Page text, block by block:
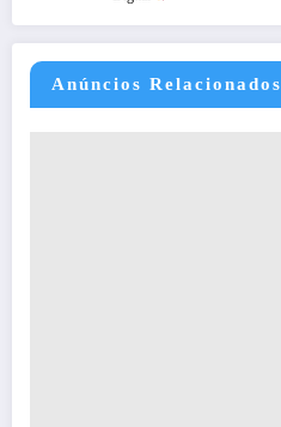
Anúncios Relacionados